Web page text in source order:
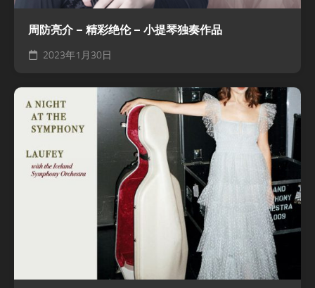
周防亮介 – 精彩绝伦 – 小提琴独奏作品
2023年1月30日